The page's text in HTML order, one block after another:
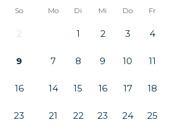
So
2
9
16
23
Mo Di Mi Do Fr
1 2 3 4
7 8 9 10 11
14 15 16 17 18
21 22 23 24 25